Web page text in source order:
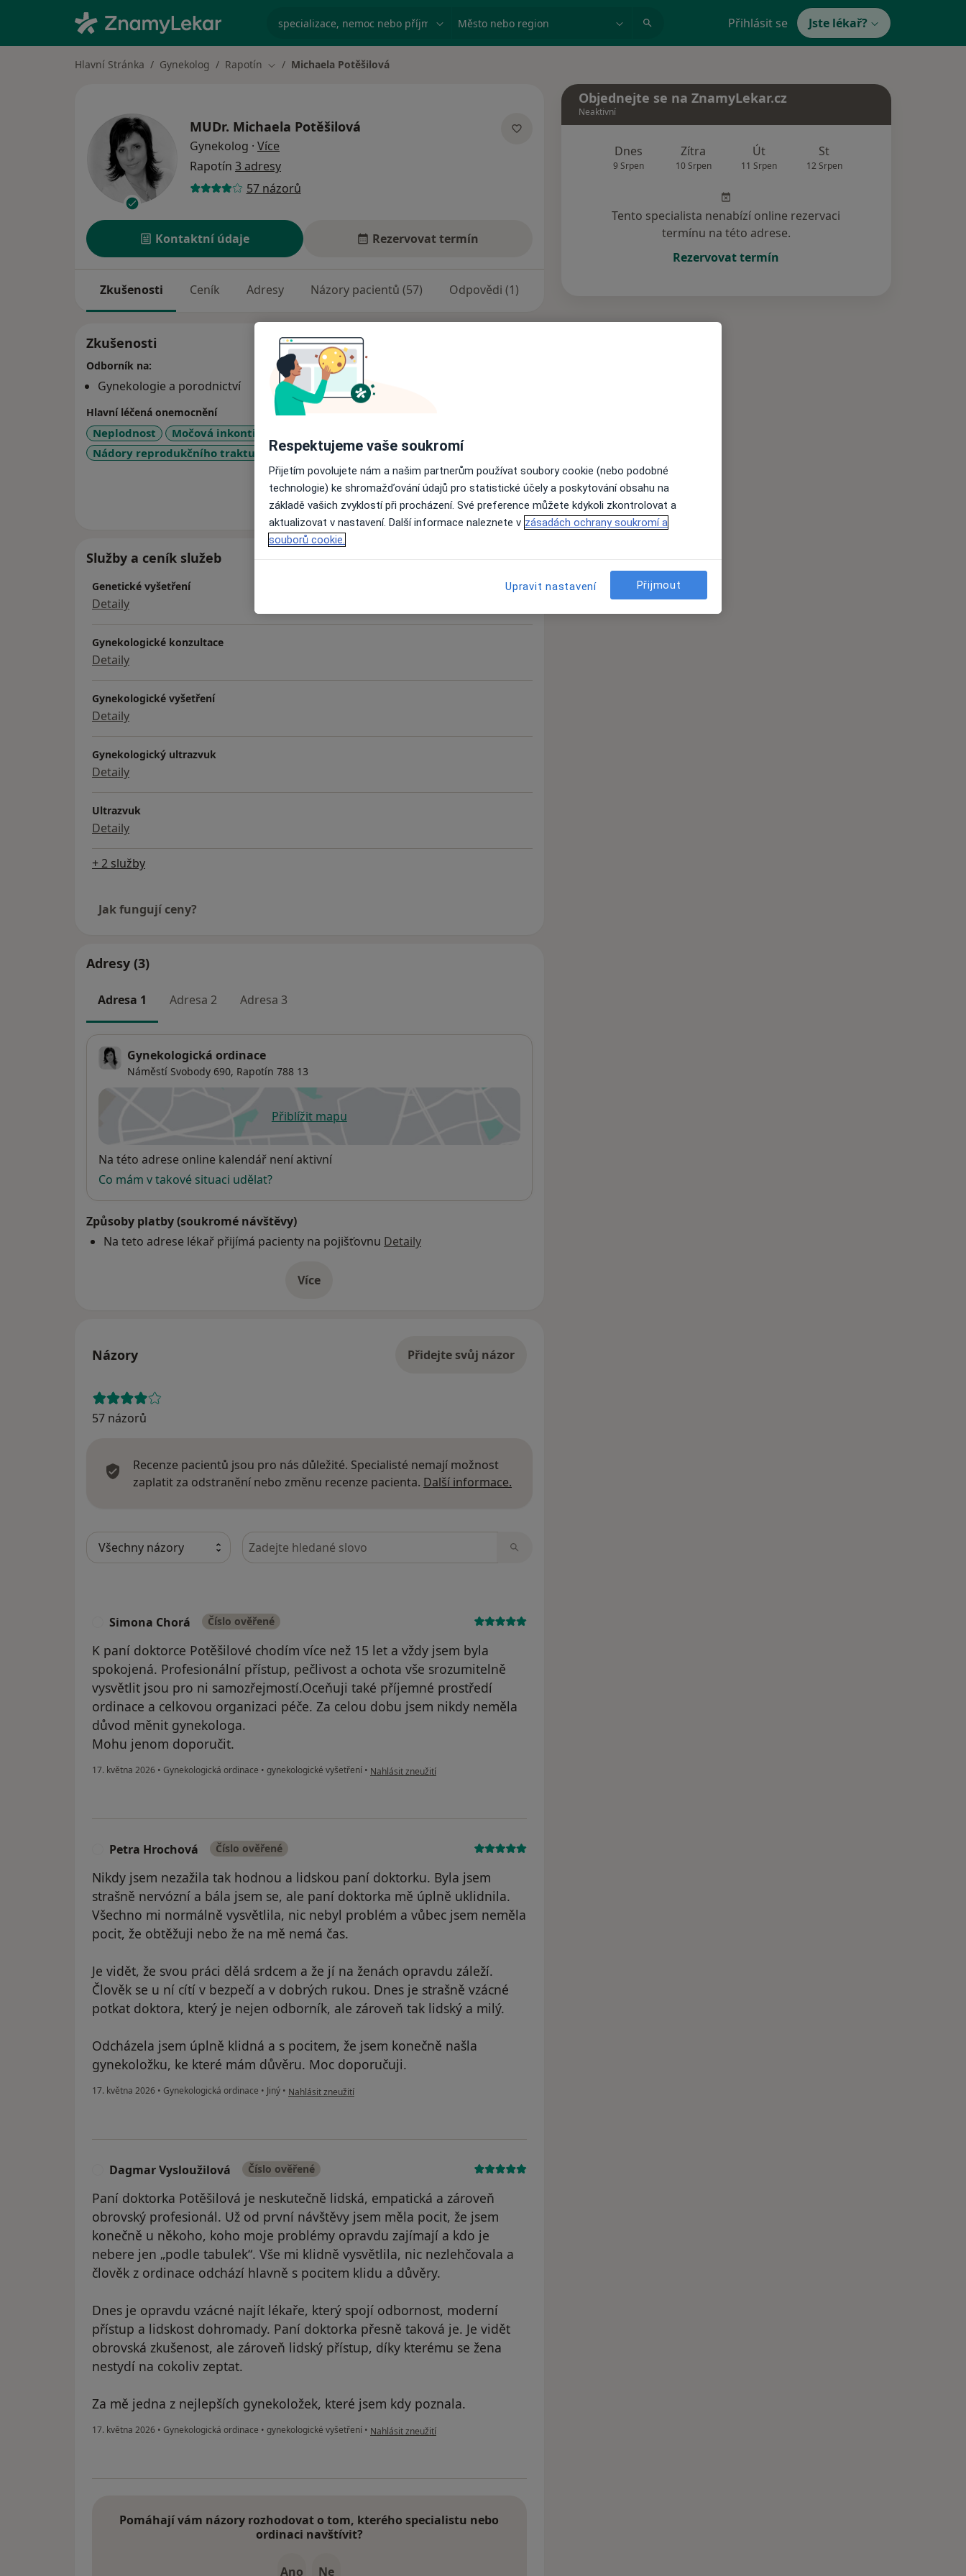
specializace, nemoc nebo příjmení Město nebo region Přihlásit se Jste lékař?
Hlavní Stránka Gynekolog Rapotín Změna města
Michaela Potěšilová
MUDr. Michaela Potěšilová
Gynekolog · Více
Rapotín 3 adresy
57 názorů
Kontaktní údaje Rezervovat termín
Zkušenosti Ceník Adresy Názory pacientů (57) Odpovědi (1)
Zkušenosti
Odborník na:
Gynekologie a porodnictví
Hlavní léčená onemocnění
Neplodnost Močová inkontinence
Nádory reprodukčního traktu
+4a11y_sr_more_diseases
Víceo zkušenostech
Služby a ceník služeb
Genetické vyšetření
Detaily
Gynekologické konzultace
Detaily
Gynekologické vyšetření
Detaily
Gynekologický ultrazvuk
Detaily
Ultrazvuk
Detaily
+ 2 služby
Jak fungují ceny?
Adresy (3)
Adresa 1 Adresa 2 Adresa 3
Gynekologická ordinace
Náměstí Svobody 690, Rapotín 788 13
Přiblížit mapuse otevře v nové záložce
Dostupnost
Na této adrese online kalendář není aktivní
Co mám v takové situaci udělat?
Způsoby platby (soukromé návštěvy)
Na teto adrese lékař přijímá pacienty na pojišťovnu Detaily
Víceo adrese
Názory Přidejte svůj názor
57 názorů
Recenze pacientů jsou pro nás důležité. Specialisté nemají možnost
zaplatit za odstranění nebo změnu recenze pacienta. Další informace.
Hledejte v názorech
Simona Chorá Číslo ověřené
K paní doktorce Potěšilové chodím více než 15 let a vždy jsem byla
spokojená. Profesionální přístup, pečlivost a ochota vše srozumitelně
vysvětlit jsou pro ni samozřejmostí.Oceňuji také příjemné prostředí
ordinace a celkovou organizaci péče. Za celou dobu jsem nikdy neměla
důvod měnit gynekologa.
Mohu jenom doporučit.
17. května 2026 • Gynekologická ordinace • gynekologické vyšetření • podle názoru uživatele Simona Chorá
Nahlásit zneužití
Petra Hrochová Číslo ověřené
Nikdy jsem nezažila tak hodnou a lidskou paní doktorku. Byla jsem
strašně nervózní a bála jsem se, ale paní doktorka mě úplně uklidnila.
Všechno mi normálně vysvětlila, nic nebyl problém a vůbec jsem neměla
pocit, že obtěžuji nebo že na mě nemá čas.
Je vidět, že svou práci dělá srdcem a že jí na ženách opravdu záleží.
Člověk se u ní cítí v bezpečí a v dobrých rukou. Dnes je strašně vzácné
potkat doktora, který je nejen odborník, ale zároveň tak lidský a milý.
Odcházela jsem úplně klidná a s pocitem, že jsem konečně našla
gynekoložku, ke které mám důvěru. Moc doporučuji.
17. května 2026 • Gynekologická ordinace • Jiný • podle názoru uživatele Petra Hrochová
Nahlásit zneužití
Dagmar Vysloužilová Číslo ověřené
Paní doktorka Potěšilová je neskutečně lidská, empatická a zároveň
obrovský profesionál. Už od první návštěvy jsem měla pocit, že jsem
konečně u někoho, koho moje problémy opravdu zajímají a kdo je
nebere jen „podle tabulek“. Vše mi klidně vysvětlila, nic nezlehčovala a
člověk z ordinace odchází hlavně s pocitem klidu a důvěry.
Dnes je opravdu vzácné najít lékaře, který spojí odbornost, moderní
přístup a lidskost dohromady. Paní doktorka přesně taková je. Je vidět
obrovská zkušenost, ale zároveň lidský přístup, díky kterému se žena
nestydí na cokoliv zeptat.
Za mě jedna z nejlepších gynekoložek, které jsem kdy poznala.
17. května 2026 • Gynekologická ordinace • gynekologické vyšetření • podle názoru uživatele Dagmar Vysloužilová
Nahlásit zneužití
Pomáhají vám názory rozhodovat o tom, kterého specialistu nebo
ordinaci navštívit?
Ano Ne
Objednejte se na ZnamyLekar.cz
Neaktivní
Dnes
9 Srpen
Zítra
10 Srpen
Út
11 Srpen
St
12 Srpen
Tento specialista nenabízí online rezervaci
termínu na této adrese.
Rezervovat termín
Respektujeme vaše soukromí
Přijetím povolujete nám a našim partnerům používat soubory cookie (nebo podobné
technologie) ke shromažďování údajů pro statistické účely a poskytování obsahu na
základě vašich zvyklostí při procházení. Své preference můžete kdykoli zkontrolovat a
aktualizovat v nastavení. Další informace naleznete v zásadách ochrany soukromí a
souborů cookie.
Upravit nastavení Přijmout